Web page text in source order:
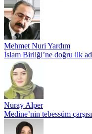
Mehmet Nuri Yardım
İslam Birliği’ne doğru ilk
Nuray Alper
Medine’nin tebessüm çarşısı